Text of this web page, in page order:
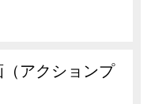
アクションプ